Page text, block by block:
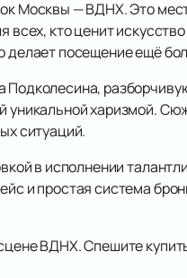
Москвы — ВДНХ. Это
кто ценит
делает посещение ещё
харизмой.
ситуаций.
в исполнении
и простая система
ВДНХ. Спешите